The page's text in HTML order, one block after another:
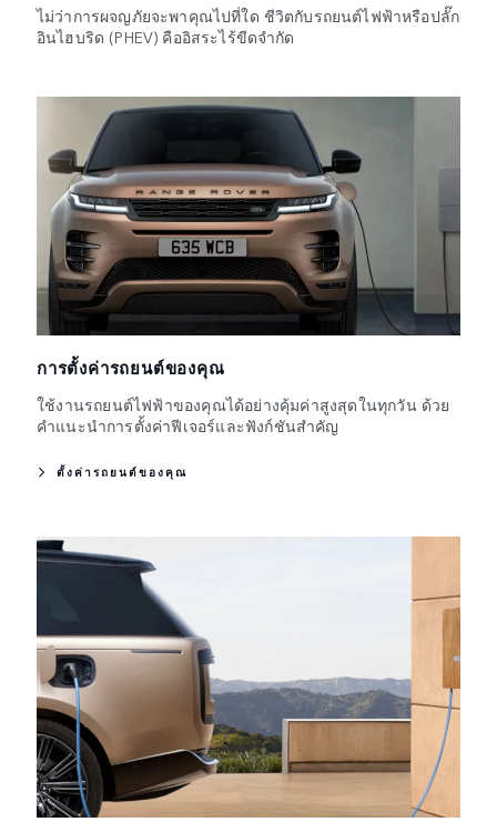
ไม่ว่าการผจญภัยจะพาคุณไปที่ใด ชีวิตกับรถยนต์ไฟฟ้าหรือปลั๊ก
อินไฮบริด (PHEV) คืออิสระไร้ขีดจำกัด
การตั้งค่ารถยนต์ของคุณ
ใช้งานรถยนต์ไฟฟ้าของคุณได้อย่างคุ้มค่าสูงสุดในทุกวัน ด้วย
คำแนะนำการตั้งค่าฟีเจอร์และฟังก์ชันสำคัญ
ตั้งค่ารถยนต์ของคุณ